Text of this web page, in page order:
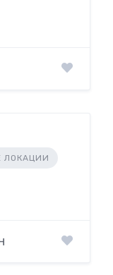
ЛОКАЦИИ